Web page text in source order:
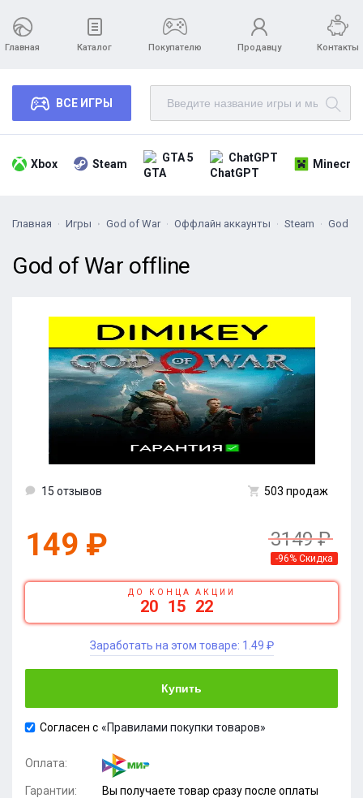
Главная Каталог Покупателю Продавцу Контакты
ВСЕ ИГРЫ
Xbox Steam GTA 5 ChatGPT
Главная Игры God of War Оффлайн аккаунты Steam God
God of War offline
15 отзывов 503 продаж
149 ₽ 3149 ₽
-96% Скидка
ДО КОНЦА АКЦИИ
20 15 22
Заработать на этом товаре: 1.49 ₽
Купить
Согласен с «Правилами покупки товаров»
Оплата:
Гарантии: Вы получаете товар сразу после оплаты